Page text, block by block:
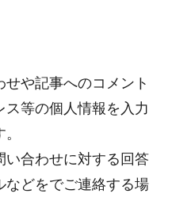
や記事へのコメント
等の個人情報を入力
い合わせに対する回答
などをでご連絡する場